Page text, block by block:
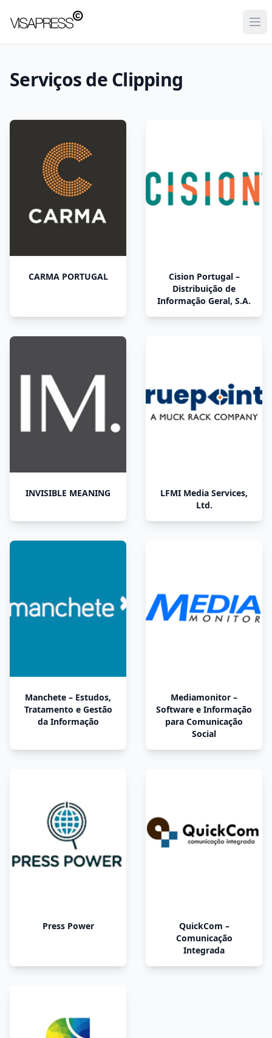
Visapress
Serviços de Clipping
CARMA PORTUGAL
Cision Portugal –
Distribuição de
Informação Geral, S.A.
INVISIBLE MEANING
LFMI Media Services,
Ltd.
Manchete – Estudos,
Tratamento e Gestão
da Informação
Mediamonitor –
Software e Informação
para Comunicação
Social
Press Power
QuickCom –
Comunicação
Integrada